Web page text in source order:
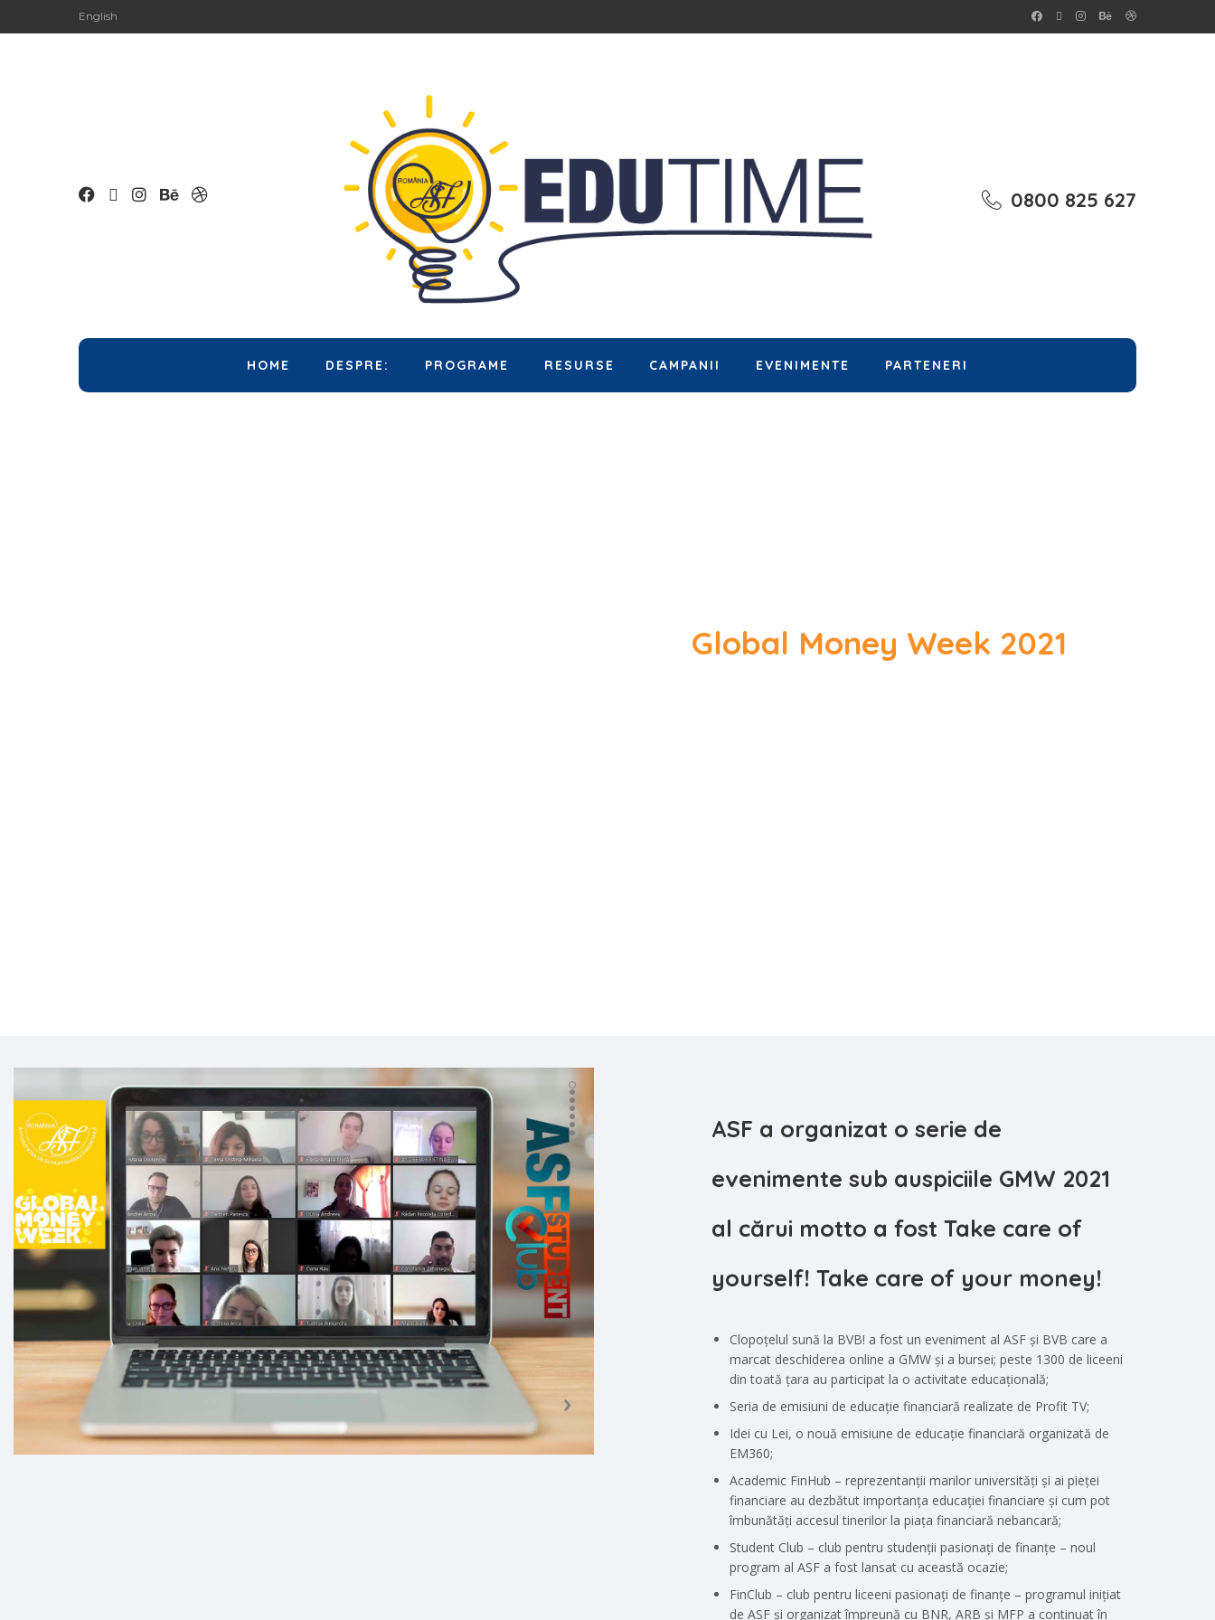
English
0800 825 627
HOME DESPRE: PROGRAME RESURSE CAMPANII EVENIMENTE PARTENERI
Global Money Week 2021
ASF a organizat o serie de
evenimente sub auspiciile GMW 2021
al cărui motto a fost Take care of
yourself! Take care of your money!
Clopoțelul sună la BVB! a fost un eveniment al ASF și BVB care a
marcat deschiderea online a GMW și a bursei; peste 1300 de liceeni
din toată țara au participat la o activitate educațională;
Seria de emisiuni de educație financiară realizate de Profit TV;
Idei cu Lei, o nouă emisiune de educație financiară organizată de
EM360;
Academic FinHub – reprezentanții marilor universități și ai pieței
financiare au dezbătut importanța educației financiare și cum pot
îmbunătăți accesul tinerilor la piața financiară nebancară;
Student Club – club pentru studenții pasionați de finanțe – noul
program al ASF a fost lansat cu această ocazie;
FinClub – club pentru liceeni pasionați de finanțe – programul inițiat
de ASF și organizat împreună cu BNR, ARB și MFP a continuat în